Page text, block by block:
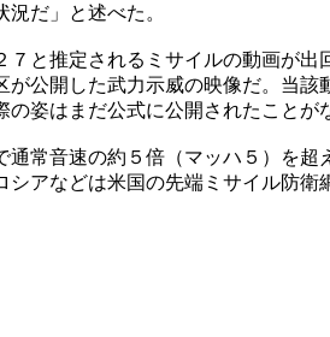
だ」と述べた。
と推定されるミサイルの動画が
公開した武力示威の映像だ。当
姿はまだ公式に公開されたことが
常音速の約５倍（マッハ５）を
アなどは米国の先端ミサイル防